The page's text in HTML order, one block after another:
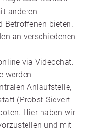
anderen
Betroffenen bieten.
an verschiedenen
via Videochat.
werden
Anlaufstelle,
(Probst-Sievert-
Hier haben wir
und mit